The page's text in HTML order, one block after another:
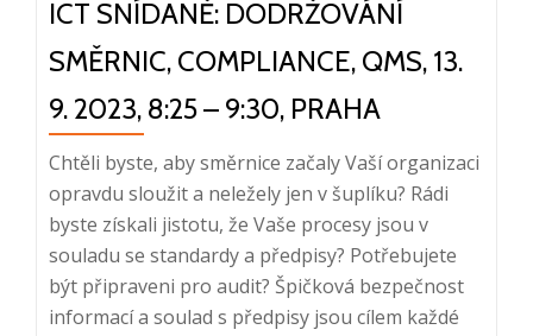
ICT SNÍDANĚ: DODRŽOVÁNÍ
SMĚRNIC, COMPLIANCE, QMS, 13.
9. 2023, 8:25 – 9:30, PRAHA
Chtěli byste, aby směrnice začaly Vaší organizaci
opravdu sloužit a neležely jen v šuplíku? Rádi
byste získali jistotu, že Vaše procesy jsou v
souladu se standardy a předpisy? Potřebujete
být připraveni pro audit? Špičková bezpečnost
informací a soulad s předpisy jsou cílem každé